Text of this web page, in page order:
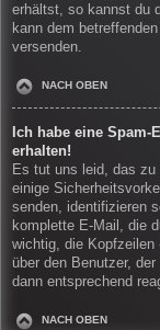
erhältst, so kannst du
kann dem
versenden.
NACH OBEN
Ich habe eine
erhalten!
Es tut uns leid, das zu
einige
senden, identifizieren
komplette E-Mail, die
wichtig, die Kopfzeilen
über den Benutzer,
dann entsprechend
NACH OBEN